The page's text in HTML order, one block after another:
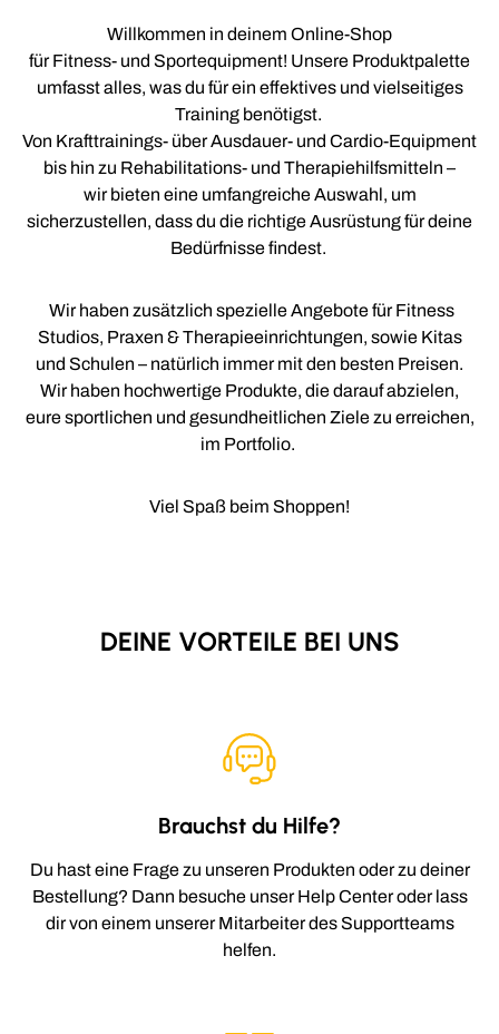
Willkommen in deinem Online-Shop
für Fitness- und Sportequipment! Unsere Produktpalette
umfasst alles, was du für ein effektives und vielseitiges
Training benötigst.
Von Krafttrainings- über Ausdauer- und Cardio-Equipment
bis hin zu Rehabilitations- und Therapiehilfsmitteln –
wir bieten eine umfangreiche Auswahl, um
sicherzustellen, dass du die richtige Ausrüstung für deine
Bedürfnisse findest.
Wir haben zusätzlich spezielle Angebote für Fitness
Studios, Praxen & Therapieeinrichtungen, sowie Kitas
und Schulen – natürlich immer mit den besten Preisen.
Wir haben hochwertige Produkte, die darauf abzielen,
eure sportlichen und gesundheitlichen Ziele zu erreichen,
im Portfolio.
Viel Spaß beim Shoppen!
DEINE VORTEILE BEI UNS
Brauchst du Hilfe?
Du hast eine Frage zu unseren Produkten oder zu deiner
Bestellung? Dann besuche unser Help Center oder lass
dir von einem unserer Mitarbeiter des Supportteams
helfen.